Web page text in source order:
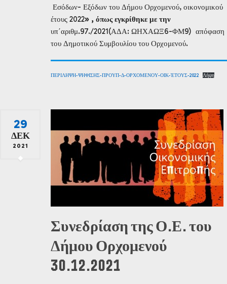
Εσόδων- Εξόδων του Δήμου Ορχομενού, οικονομικού
έτους 2022» , όπως εγκρίθηκε με την
υπ΄αριθμ.97./2021(ΑΔΑ: ΩΗΧΑΩΞ6-ΦΜ9) απόφαση
του Δημοτικού Συμβουλίου του Ορχομενού.
ΠΕΡΙΛΗΨΗ-ΨΗΦΙΣΗΣ-ΠΡΟΥΠ-Δ-ΟΡΧΟΜΕΝΟΥ-ΟΙΚ-ΈΤΟΥΣ-2022 Λήψη
29
ΔΕΚ
2021
Συνεδρίαση της Ο.Ε. του
Δήμου Ορχομενού
30.12.2021